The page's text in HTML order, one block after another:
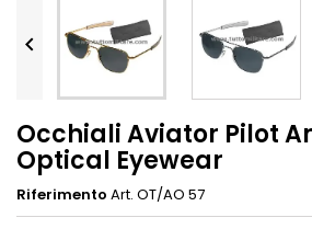

Occhiali Aviator Pilot
Optical Eyewear
Riferimento Art. OT/AO 57